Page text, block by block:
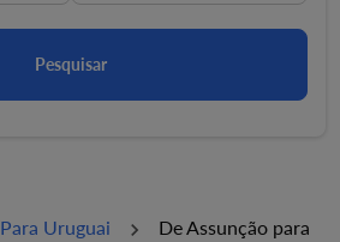
Pesquisar
Para Uruguai
De Assunção para